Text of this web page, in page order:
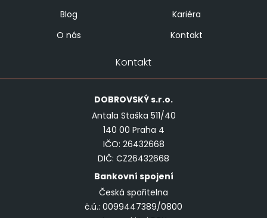
Blog
Kariéra
O nás
Kontakt
Kontakt
DOBROVSKÝs.r.o.
Antala Staška 511/40
140 00 Praha 4
IČO: 26432668
DIČ: CZ26432668
Bankovní spojení
Česká spořitelna
č.ú.: 0099447389/0800